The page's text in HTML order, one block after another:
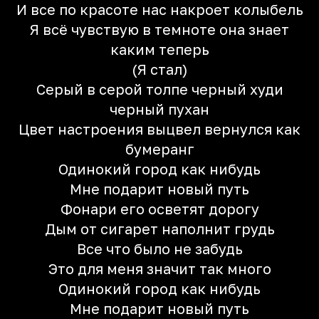
И все по красоте нас накроет колыбель
Я всё чувствую в темноте она знает
каким теперь
(Я стал)
Серый в серой толпе черный худи
черный пухан
Цвет настроения выцвел вернулся как
бумеранг
Одинокий город как нибудь
Мне подарит новый путь
Фонари его осветят дорогу
Дым от сигарет наполнит грудь
Все что было не забудь
Это для меня значит так много
Одинокий город как нибудь
Мне подарит новый путь